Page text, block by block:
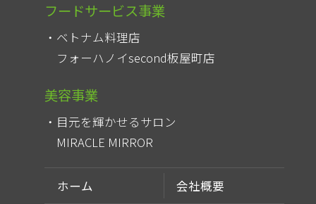
フードサービス事業
ベトナム料理店
フォーハノイsecond板屋町店
美容事業
目元を輝かせるサロン
MIRACLE MIRROR
ホーム 会社概要